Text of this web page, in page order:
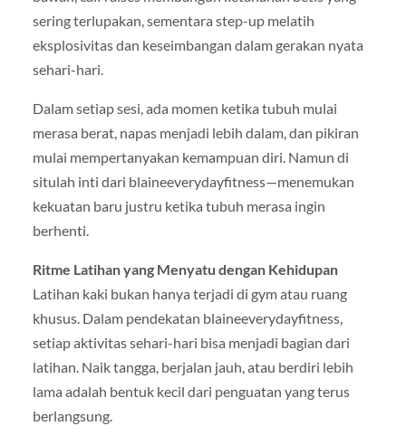
sering terlupakan, sementara step-up melatih
eksplosivitas dan keseimbangan dalam gerakan nyata
sehari-hari.
Dalam setiap sesi, ada momen ketika tubuh mulai
merasa berat, napas menjadi lebih dalam, dan pikiran
mulai mempertanyakan kemampuan diri. Namun di
situlah inti dari blaineeverydayfitness—menemukan
kekuatan baru justru ketika tubuh merasa ingin
berhenti.
Ritme Latihan yang Menyatu dengan Kehidupan
Latihan kaki bukan hanya terjadi di gym atau ruang
khusus. Dalam pendekatan blaineeverydayfitness,
setiap aktivitas sehari-hari bisa menjadi bagian dari
latihan. Naik tangga, berjalan jauh, atau berdiri lebih
lama adalah bentuk kecil dari penguatan yang terus
berlangsung.